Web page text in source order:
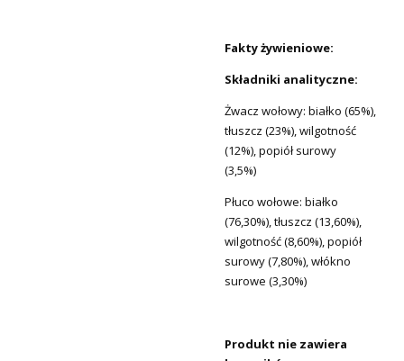
Fakty żywieniowe:
Składniki analityczne:
Żwacz wołowy: białko (65%),
tłuszcz (23%), wilgotność
(12%), popiół surowy
(3,5%)
Płuco wołowe: białko
(76,30%), tłuszcz (13,60%),
wilgotność (8,60%), popiół
surowy (7,80%), włókno
surowe (3,30%)
Produkt nie zawiera